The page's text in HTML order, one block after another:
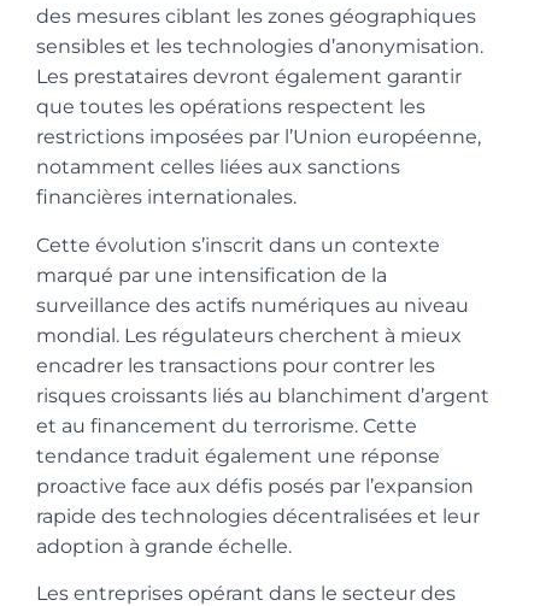
des mesures ciblant les zones géographiques
sensibles et les technologies d’anonymisation.
Les prestataires devront également garantir
que toutes les opérations respectent les
restrictions imposées par l’Union européenne,
notamment celles liées aux sanctions
financières internationales.
Cette évolution s’inscrit dans un contexte
marqué par une intensification de la
surveillance des actifs numériques au niveau
mondial. Les régulateurs cherchent à mieux
encadrer les transactions pour contrer les
risques croissants liés au blanchiment d’argent
et au financement du terrorisme. Cette
tendance traduit également une réponse
proactive face aux défis posés par l’expansion
rapide des technologies décentralisées et leur
adoption à grande échelle.
Les entreprises opérant dans le secteur des